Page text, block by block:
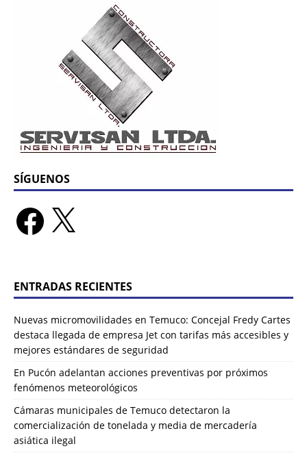
SÍGUENOS
ENTRADAS RECIENTES
Nuevas micromovilidades en Temuco: Concejal Fredy Cartes
destaca llegada de empresa Jet con tarifas más accesibles y
mejores estándares de seguridad
En Pucón adelantan acciones preventivas por próximos
fenómenos meteorológicos
Cámaras municipales de Temuco detectaron la
comercialización de tonelada y media de mercadería
asiática ilegal